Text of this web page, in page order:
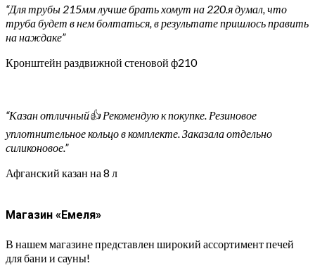
“Для трубы 215мм лучше брать хомут на 220.я думал, что
труба будет в нем болтаться, в результате пришлось править
на наждаке”
Кронштейн раздвижной стеновой ф210
“Казан отличный👍 Рекомендую к покупке. Резиновое
уплотнительное кольцо в комплекте. Заказала отдельно
силиконовое.”
Афганский казан на 8 л
Магазин «Емеля»
В нашем магазине представлен широкий ассортимент печей
для бани и сауны!